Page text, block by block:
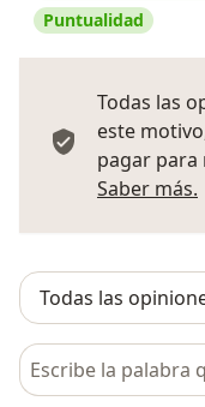
Puntualidad
Todas las
este
pagar
Saber más.
Busca en opiniones